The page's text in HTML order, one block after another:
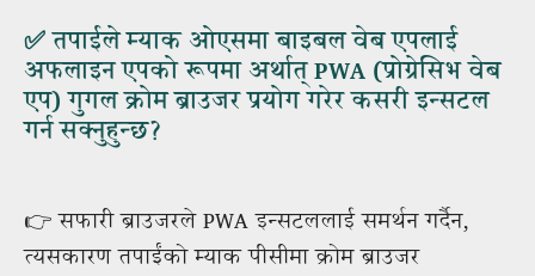
✅ तपाईले म्याक ओएसमा बाइबल वेब एपलाई
अफलाइन एपको रूपमा अर्थात् PWA (प्रोग्रेसिभ वेब
एप) गुगल क्रोम ब्राउजर प्रयोग गरेर कसरी इन्सटल
गर्न सक्नुहुन्छ?
👉 सफारी ब्राउजरले PWA इन्सटललाई समर्थन गर्दैन,
त्यसकारण तपाईंको म्याक पीसीमा क्रोम ब्राउजर